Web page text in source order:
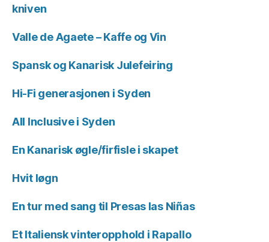
kniven
Valle de Agaete – Kaffe og Vin
Spansk og Kanarisk Julefeiring
Hi-Fi generasjonen i Syden
All Inclusive i Syden
En Kanarisk øgle/firfisle i skapet
Hvit løgn
En tur med sang til Presas las Niñas
Et Italiensk vinteropphold i Rapallo